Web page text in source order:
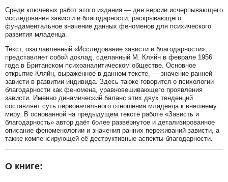
Среди ключевых работ этого издания — две версии исчерпывающего
исследования зависти и благодарности, раскрывающего
фундаментальное значение данных феноменов для психического
развития младенца.
Текст, озаглавленный «Исследование зависти и благодарности»,
представляет собой доклад, сделанный М. Кляйн в феврале 1956
года в Британском психоаналитическом обществе. Основное
открытие Кляйн, выраженное в данном тексте, — значение ранней
зависти в развитии индивида. Здесь также говорится о психологии
благодарности как феномена, уравновешивающего проявления
зависти. Именно динамический баланс этих двух тенденций
составляет суть первоначального отношения младенца к внешнему
миру. В основанной на предыдущем тексте работе «Зависть и
благодарность» автор даёт более развёрнутое и детализированное
описание феноменологии и значения ранних переживаний зависти, а
также компенсирующей её деструктивные аспекты благодарности.
О книге: